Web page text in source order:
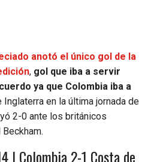
anotó el único gol de la
, gol que iba a servir
ya que Colombia iba a
Inglaterra en la última jornada de
2-0 ante los británicos
| Colombia 2-1 Costa de